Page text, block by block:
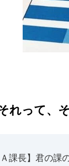
それって、
Ａ課長】君の課